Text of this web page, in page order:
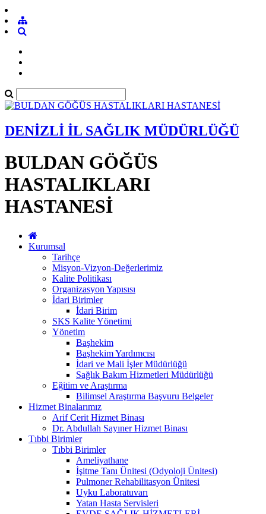
DENİZLİ İL SAĞLIK MÜDÜRLÜĞÜ
BULDAN GÖĞÜS
HASTALIKLARI
HASTANESİ
Kurumsal
Tarihçe
Misyon-Vizyon-Değerlerimiz
Kalite Politikası
Organizasyon Yapısısı
İdari Birimler
İdari Birim
SKS Kalite Yönetimi
Yönetim
Başhekim
Başhekim Yardımcısı
İdari ve Mali İşler Müdürlüğü
Sağlık Bakım Hizmetleri Müdürlüğü
Eğitim ve Araştırma
Bilimsel Araştırma Başvuru Belgeler
Hizmet Binalarımız
Arif Cerit Hizmet Binası
Dr. Abdullah Sayıner Hizmet Binası
Tıbbi Birimler
Tıbbi Birimler
Ameliyathane
İşitme Tanı Ünitesi (Odyoloji Ünitesi)
Pulmoner Rehabilitasyon Ünitesi
Uyku Laboratuvarı
Yatan Hasta Servisleri